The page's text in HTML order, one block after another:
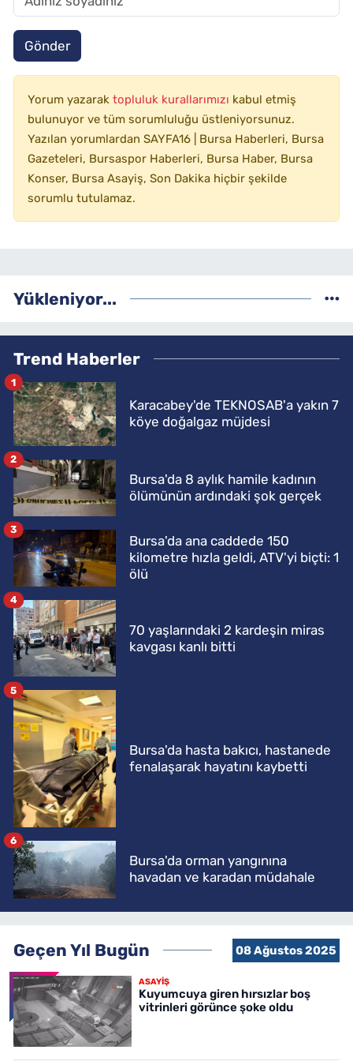
Gönder
Yorum yazarak topluluk kurallarımızı kabul etmiş
bulunuyor ve tüm sorumluluğu üstleniyorsunuz.
Yazılan yorumlardan SAYFA16 | Bursa Haberleri, Bursa
Gazeteleri, Bursaspor Haberleri, Bursa Haber, Bursa
Konser, Bursa Asayiş, Son Dakika hiçbir şekilde
sorumlu tutulamaz.
Yükleniyor...
Trend Haberler
Karacabey'de TEKNOSAB'a yakın 7
köye doğalgaz müjdesi
1
Bursa'da 8 aylık hamile kadının
ölümünün ardındaki şok gerçek
2
Bursa'da ana caddede 150
kilometre hızla geldi, ATV'yi biçti: 1
ölü
3
70 yaşlarındaki 2 kardeşin miras
kavgası kanlı bitti
4
Bursa'da hasta bakıcı, hastanede
fenalaşarak hayatını kaybetti
5
Bursa'da orman yangınına
havadan ve karadan müdahale
6
Geçen Yıl Bugün 08 Ağustos 2025
ASAYİŞ
Kuyumcuya giren hırsızlar boş
vitrinleri görünce şoke oldu